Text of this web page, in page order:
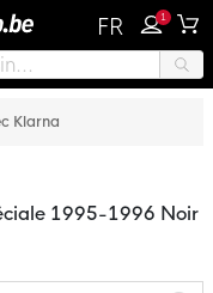
FR 1
Klarna
1995-1996 Noir